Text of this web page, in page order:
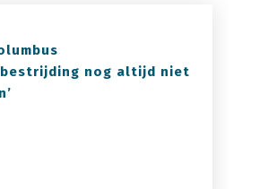
nog altijd niet